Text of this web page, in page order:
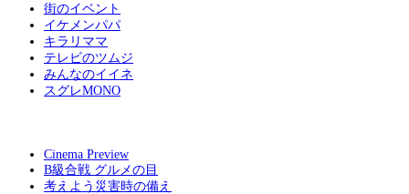
街のイベント
イケメンパパ
キラリママ
テレビのツムジ
みんなのイイネ
スグレMONO
Cinema Preview
B級合戦 グルメの目
考えよう災害時の備え